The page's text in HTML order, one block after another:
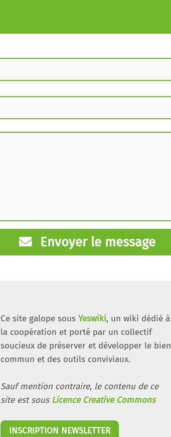
Envoyer le message
Ce site galope sous Yeswiki, un wiki dédié à
la coopération et porté par un collectif
soucieux de préserver et développer le bien
commun et des outils conviviaux.
Sauf mention contraire, le contenu de ce
site est sous Licence Creative Commons
INSCRIPTION NEWSLETTER